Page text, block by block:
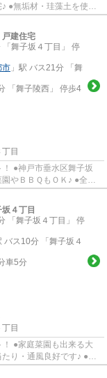
●無垢材・珪藻土を使用
建住宅
「舞子坂４丁目」 停
市 」駅 バス21分 「舞
「舞子陵西」 停歩4
丁目
●神戸市垂水区舞子坂
やＢＢＱもＯＫ♪ ●全居
４丁目
「舞子坂４丁目」 停
バス10分 「舞子坂４
車5分
丁目
●家庭菜園も出来る大
り・通風良好です♪ ●堀